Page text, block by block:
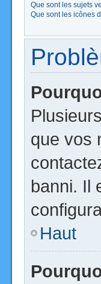
Que sont les sujets
Que sont les icônes
que vos
banni. Il
Haut